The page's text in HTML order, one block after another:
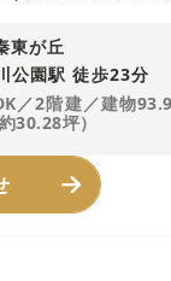
東が丘
公園駅 徒歩23分
／2階建／建物
30.28坪）